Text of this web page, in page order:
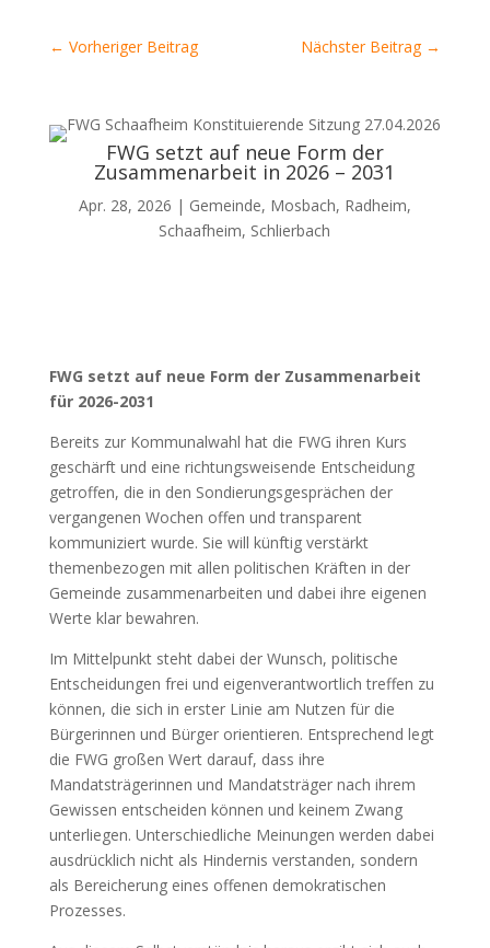
← Vorheriger Beitrag Nächster Beitrag→
FWG setzt auf neue Form der
Zusammenarbeit in 2026 – 2031
Apr. 28, 2026 | Gemeinde, Mosbach, Radheim,
Schaafheim, Schlierbach
FWG setzt auf neue Form der Zusammenarbeit
für 2026-2031
Bereits zur Kommunalwahl hat die FWG ihren Kurs
geschärft und eine richtungsweisende Entscheidung
getroffen, die in den Sondierungsgesprächen der
vergangenen Wochen offen und transparent
kommuniziert wurde. Sie will künftig verstärkt
themenbezogen mit allen politischen Kräften in der
Gemeinde zusammenarbeiten und dabei ihre eigenen
Werte klar bewahren.
Im Mittelpunkt steht dabei der Wunsch, politische
Entscheidungen frei und eigenverantwortlich treffen zu
können, die sich in erster Linie am Nutzen für die
Bürgerinnen und Bürger orientieren. Entsprechend legt
die FWG großen Wert darauf, dass ihre
Mandatsträgerinnen und Mandatsträger nach ihrem
Gewissen entscheiden können und keinem Zwang
unterliegen. Unterschiedliche Meinungen werden dabei
ausdrücklich nicht als Hindernis verstanden, sondern
als Bereicherung eines offenen demokratischen
Prozesses.